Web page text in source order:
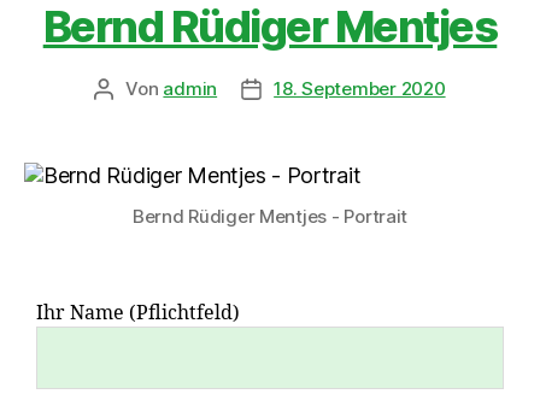
Bernd Rüdiger Mentjes
Von admin 18. September 2020
Bernd Rüdiger Mentjes - Portrait
Ihr Name (Pflichtfeld)